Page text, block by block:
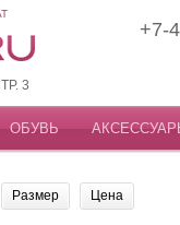
3
+7-
ОБУВЬ
Размер Цена